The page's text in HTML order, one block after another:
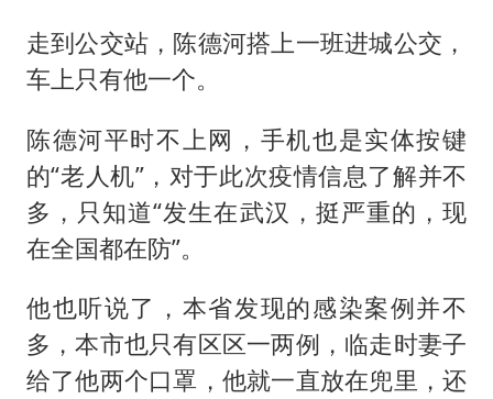
走到公交站，陈德河搭上一班进城公交，
车上只有他一个。
陈德河平时不上网，手机也是实体按键
的“老人机”，对于此次疫情信息了解并不
多，只知道“发生在武汉，挺严重的，现
在全国都在防”。
他也听说了，本省发现的感染案例并不
多，本市也只有区区一两例，临走时妻子
给了他两个口罩，他就一直放在兜里，还